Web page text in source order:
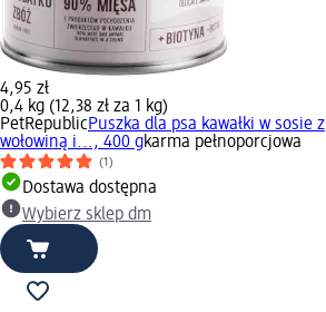
4,95 zł
0,4 kg (12,38 zł za 1 kg)
PetRepublicPuszka dla psa kawałki w sosie z
wołowiną i..., 400 gkarma pełnoporcjowa
(1)
Dostawa dostępna
Wybierz sklep dm